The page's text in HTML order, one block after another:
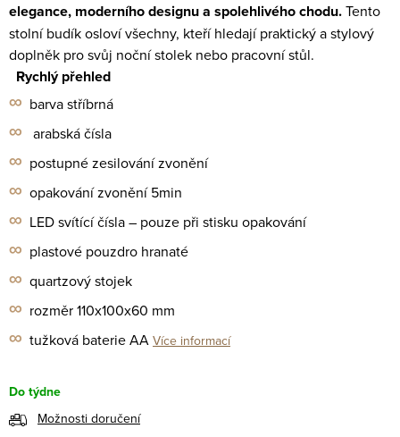
elegance, moderního designu a spolehlivého chodu.Tento
stolní budík osloví všechny, kteří hledají praktický a stylový
doplněk pro svůj noční stolek nebo pracovní stůl.
Rychlý přehled
∞ barva stříbrná
∞ arabská čísla
∞ postupné zesilování zvonění
∞ opakování zvonění 5min
∞ LEDsvítící čísla – pouze při stisku opakování
∞ plastové pouzdro hranaté
∞ quartzový stojek
∞ rozměr 110x100x60 mm
∞ tužková baterie AA Více informací
Do týdne
Možnosti doručení